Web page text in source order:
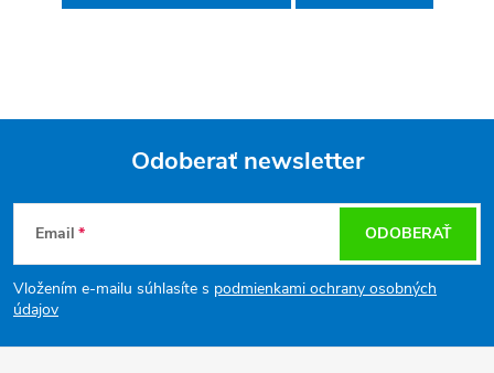
Z
á
p
Odoberať newsletter
Email
Vložením e-mailu súhlasíte s podmienkami ochrany osobných
údajov
ODOBERAŤ